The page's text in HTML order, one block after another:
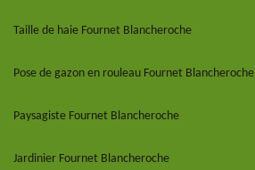
Taille de haie Fournet Blancheroche
Pose de gazon en rouleau Fournet Blancheroche
Paysagiste Fournet Blancheroche
Jardinier Fournet Blancheroche